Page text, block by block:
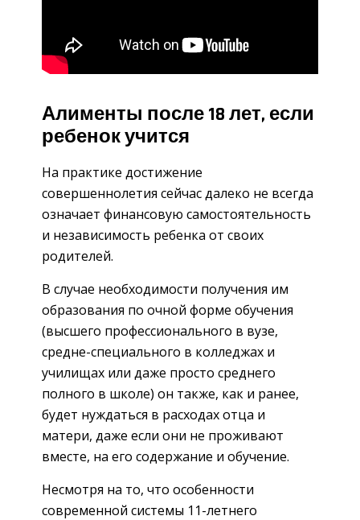
Алименты после 18 лет, если
ребенок учится
На практике достижение
совершеннолетия сейчас далеко не всегда
означает финансовую самостоятельность
и независимость ребенка от своих
родителей.
В случае необходимости получения им
образования по очной форме обучения
(высшего профессионального в вузе,
средне-специального в колледжах и
училищах или даже просто среднего
полного в школе) он также, как и ранее,
будет нуждаться в расходах отца и
матери, даже если они не проживают
вместе, на его содержание и обучение.
Несмотря на то, что особенности
современной системы 11-летнего